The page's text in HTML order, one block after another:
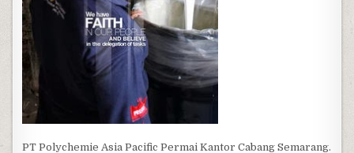
PT Polychemie Asia Pacific Permai Kantor Cabang Semarang.